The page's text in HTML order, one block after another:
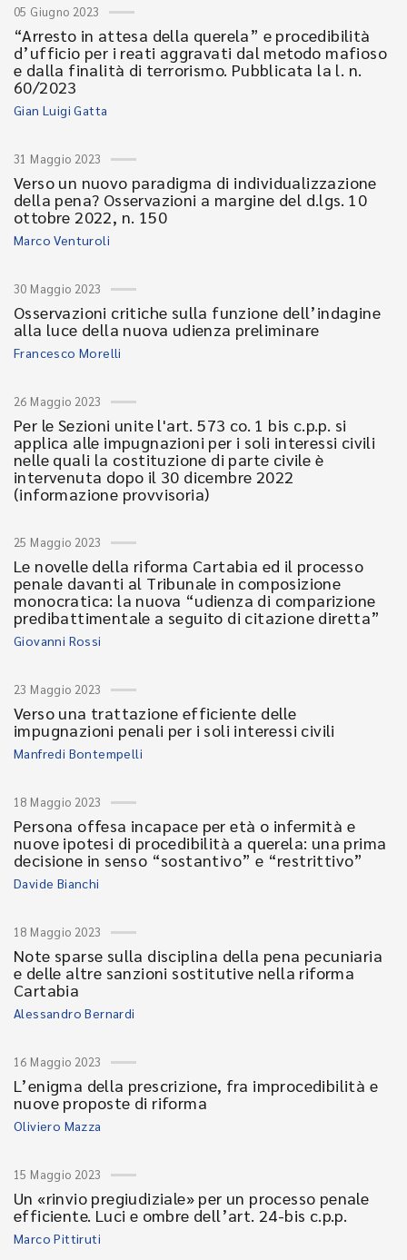
05 Giugno 2023
“Arresto in attesa della querela” e procedibilità
d’ufficio per i reati aggravati dal metodo mafioso
e dalla finalità di terrorismo. Pubblicata la l. n.
60/2023
Gian Luigi Gatta
31 Maggio 2023
Verso un nuovo paradigma di individualizzazione
della pena? Osservazioni a margine del d.lgs. 10
ottobre 2022, n. 150
Marco Venturoli
30 Maggio 2023
Osservazioni critiche sulla funzione dell’indagine
alla luce della nuova udienza preliminare
Francesco Morelli
26 Maggio 2023
Per le Sezioni unite l'art. 573 co. 1 bis c.p.p. si
applica alle impugnazioni per i soli interessi civili
nelle quali la costituzione di parte civile è
intervenuta dopo il 30 dicembre 2022
(informazione provvisoria)
25 Maggio 2023
Le novelle della riforma Cartabia ed il processo
penale davanti al Tribunale in composizione
monocratica: la nuova “udienza di comparizione
predibattimentale a seguito di citazione diretta”
Giovanni Rossi
23 Maggio 2023
Verso una trattazione efficiente delle
impugnazioni penali per i soli interessi civili
Manfredi Bontempelli
18 Maggio 2023
Persona offesa incapace per età o infermità e
nuove ipotesi di procedibilità a querela: una prima
decisione in senso “sostantivo” e “restrittivo”
Davide Bianchi
18 Maggio 2023
Note sparse sulla disciplina della pena pecuniaria
e delle altre sanzioni sostitutive nella riforma
Cartabia
Alessandro Bernardi
16 Maggio 2023
L’enigma della prescrizione, fra improcedibilità e
nuove proposte di riforma
Oliviero Mazza
15 Maggio 2023
Un «rinvio pregiudiziale» per un processo penale
efficiente. Luci e ombre dell’art. 24-bis c.p.p.
Marco Pittiruti